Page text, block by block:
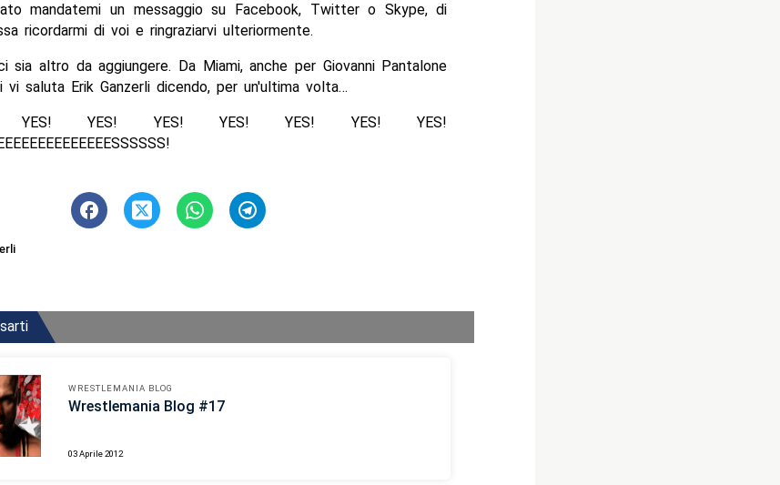
mandatemi un messaggio su Facebook, Twitter o Skype, di
ricordarmi di voi e ringraziarvi ulteriormente.
sia altro da aggiungere. Da Miami, anche per Giovanni Pantalone
vi saluta Erik Ganzerli dicendo, per un'ultima volta…
YES! YES! YES! YES! YES! YES! YES!
WRESTLEMANIA BLOG
Wrestlemania Blog #17
03 Aprile 2012